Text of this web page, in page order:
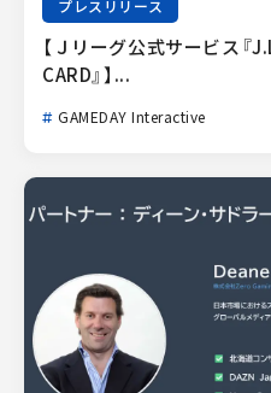
プレスリリース
【Ｊリーグ公式サービス『
CARD』】...
GAMEDAY Interactive